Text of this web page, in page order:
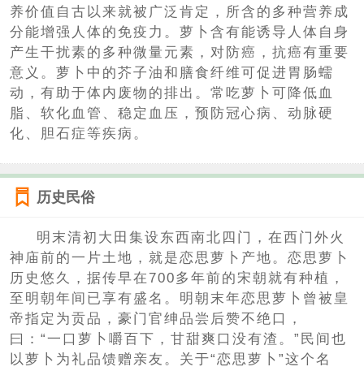
养价值自古以来就被广泛肯定，所含的多种营养成
分能增强人体的免疫力。萝卜含有能诱导人体自身
产生干扰素的多种微量元素，对防癌，抗癌有重要
意义。萝卜中的芥子油和膳食纤维可促进胃肠蠕
动，有助于体内废物的排出。常吃萝卜可降低血
脂、软化血管、稳定血压，预防冠心病、动脉硬
化、胆石症等疾病。
历史民俗
明末清初大田集设东西南北四门，在西门外火
神庙前的一片土地，就是恋思萝卜产地。恋思萝卜
历史悠久，据传早在700多年前的宋朝就有种植，
至明朝年间已享有盛名。明朝末年恋思萝卜曾被皇
帝指定为贡品，豪门官绅品尝后赞不绝口，
曰：“一口萝卜嚼百下，甘甜爽口没有渣。”民间也
以萝卜为礼品馈赠亲友。关于“恋思萝卜”这个名